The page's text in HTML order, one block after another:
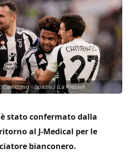
Cambiaso - SpazioJ (La Presse)
stato confermato dalla
al J-Medical per le
bianconero.